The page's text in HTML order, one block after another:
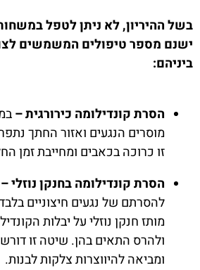
בשל ההיריון, לא ניתן לטפל
ישנם מספר טיפולים המשמשים
ביניהם:
הסרת קונדילומה כירורגית –
מוסרים הנגעים ואזור החתך
זו כרוכה בכאבים ומחייבת זמן
הסרת קונדילומה בחנקן נוזלי –
להסרתם של נגעים חיצוניים
מותז חנקן נוזלי על יבלות
ולהרס התאים בהן. שיטה זו
ומביאה להיווצרות צלקות לבנות.